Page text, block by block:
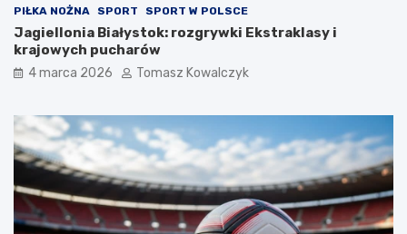
PIŁKA NOŻNA SPORT SPORT W POLSCE
Jagiellonia Białystok: rozgrywki Ekstraklasy i
krajowych pucharów
4 marca 2026 Tomasz Kowalczyk